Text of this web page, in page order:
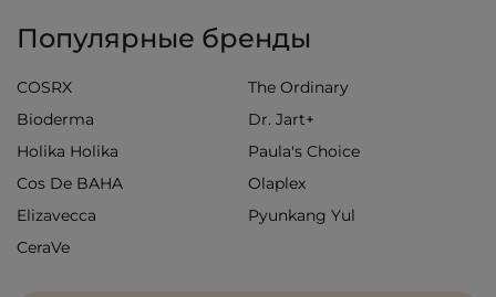
Популярные бренды
COSRX
The Ordinary
Bioderma
Dr. Jart+
Holika Holika
Paula's Choice
Cos De BAHA
Olaplex
Elizavecca
Pyunkang Yul
CeraVe